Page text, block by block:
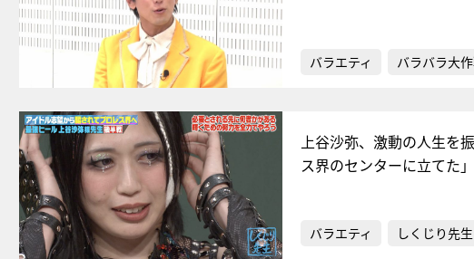
バラエティ バラバラ大
上谷沙弥、激動の人生を
ス界のセンターに立てた」
バラエティ しくじり先生